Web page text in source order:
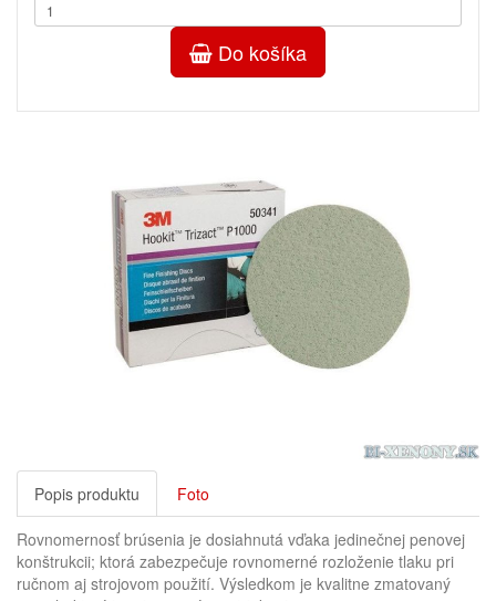
Do košíka
Popis produktu Foto
Rovnomernosť brúsenia je dosiahnutá vďaka jedinečnej penovej
konštrukcii; ktorá zabezpečuje rovnomerné rozloženie tlaku pri
ručnom aj strojovom použití. Výsledkom je kvalitne zmatovaný